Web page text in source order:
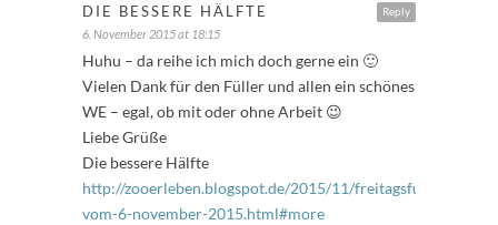
Reply
DIE BESSERE HÄLFTE
6. November 2015 at 18:15
Huhu – da reihe ich mich doch gerne ein 🙂
Vielen Dank für den Füller und allen ein schönes
WE – egal, ob mit oder ohne Arbeit 😉
Liebe Grüße
Die bessere Hälfte
http://zooerleben.blogspot.de/2015/11/freitagsfuller-
vom-6-november-2015.html#more